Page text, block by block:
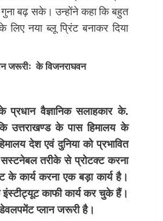
बढ़ सके। उन्होंने कहा कि बहुत
नया ब्लू प्रिंट बनाकर दिया
जरूरीः के विजनराघवन
वैज्ञानिक सलाहकार के.
उत्तराखण्ड के पास हिमालय के
देश एवं दुनिया को प्रभावित
तरीके से प्रोटक्ट करना
कार्य करना एक बड़ा कार्य है।
काफी कार्य कर चुके हैं।
प्लान जरूरी है।